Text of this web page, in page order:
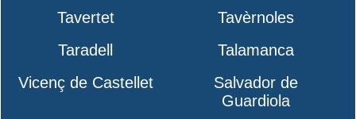
Tavertet
Tavèrnoles
Taradell
Talamanca
Vicenç de Castellet
Salvador de
Guardiola